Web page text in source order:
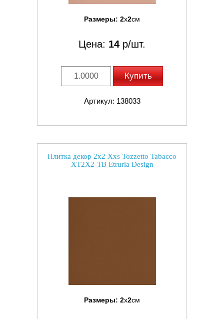
Размеры: 2x2см
Цена: 14 р/шт.
Купить
Артикул: 138033
Плитка декор 2x2 Xxs Tozzetto Tabacco
XT2X2-TB Etruria Design
Размеры: 2x2см